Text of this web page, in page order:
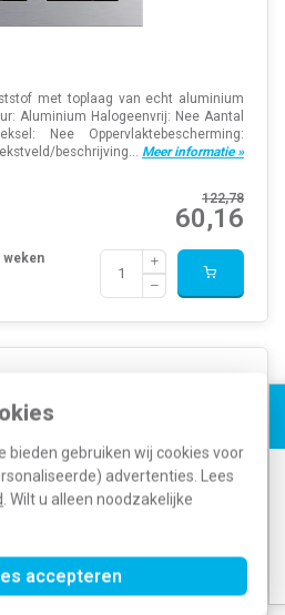
bieden gebruiken wij cookies voor
advertenties. Lees
. Wilt u alleen noodzakelijke
accepteren
met toplaag van echt aluminium
Aluminium Halogeenvrij: Nee Aantal
Nee Oppervlaktebescherming:
beschrijving... Meer informatie »
122,78
60,16
weken